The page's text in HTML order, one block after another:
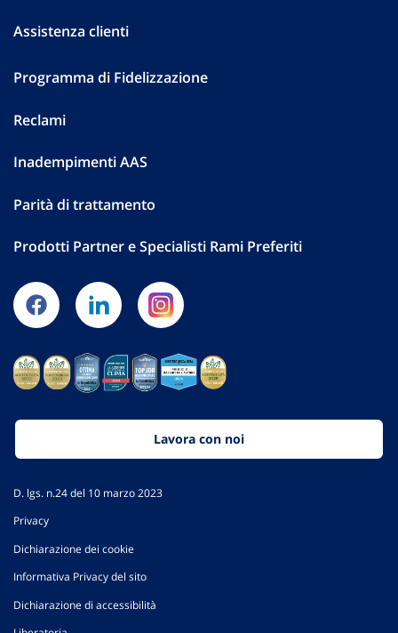
Assistenza clienti
Programma di Fidelizzazione
Reclami
Inadempimenti AAS
Parità di trattamento
Prodotti Partner e Specialisti Rami Preferiti
Lavora con noi
D. lgs. n.24 del 10 marzo 2023
Privacy
Dichiarazione dei cookie
Informativa Privacy del sito
Dichiarazione di accessibilità